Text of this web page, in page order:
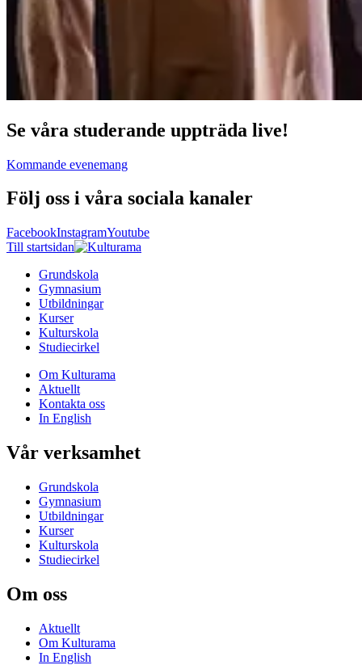
Se våra studerande uppträda live!
Kommande evenemang
Följ oss i våra sociala kanaler
FacebookInstagramYoutube
Till startsidan
Grundskola
Gymnasium
Utbildningar
Kurser
Kulturskola
Studiecirkel
Om Kulturama
Aktuellt
Kontakta oss
In English
Vår verksamhet
Grundskola
Gymnasium
Utbildningar
Kurser
Kulturskola
Studiecirkel
Om oss
Aktuellt
Om Kulturama
In English